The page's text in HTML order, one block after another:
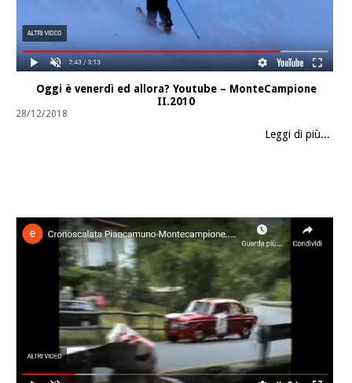
Oggi è venerdì ed allora? Youtube – MonteCampione
II.2010
28/12/2018
Leggi di più...